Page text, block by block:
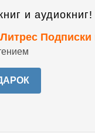
и аудиокниг!
Подписки